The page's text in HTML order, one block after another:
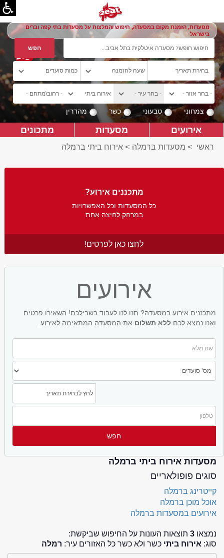
מסעדות, הזמנת מקום במסעדה, חיפוש והמלצות על מסעדות בתי קפה וברים
בישראל
צמחוני טבעוני כשר מהדרין
אירועים מסעדות מתכונים
ראשי > מסעדות ברמלה > אירוח ביתי ברמלה
מתכננים אירוע?
כל המסעדות וכל האפשרויות
במרחק לחיצה אחת
לחצו כאן לפרטים!
אירועים
מתכננים אירוע במסעדה? תנו לנו לעבוד בשבילכם! השאירו פרטים
ואנו נמצא לכם ללא תשלום את המסעדה המתאימה לאירוע.
מסעדות אירוח ביתי ברמלה
סוגים פופולאריים
קייטרינג ברמלה
אוכל מוכן ברמלה
אירועים במסעדות ברמלה
נמצאו 3 תוצאות העונות על החיפוש שביקשת:
סוג: אירוח ביתי כשר ולא כשר כל האזורים עיר: רמלה